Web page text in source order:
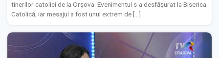
tinerilor catolici de la Orșova. Evenimentul s-a desfășurat la Biserica
Catolică, iar mesajul a fost unul extrem de […]